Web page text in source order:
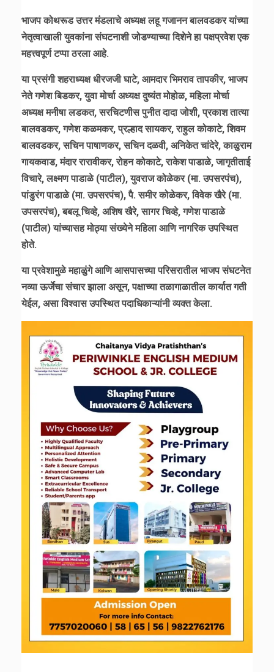
भाजप कोथरूड उत्तर मंडलाचे अध्यक्ष लहू गजानन बालवडकर यांच्या
नेतृत्वाखाली युवकांना संघटनाशी जोडण्याच्या दिशेने हा पक्षप्रवेश एक
महत्त्वपूर्ण टप्पा ठरला आहे.
या प्रसंगी शहराध्यक्ष धीरजजी घाटे, आमदार भिमराव तापकीर, भाजप
नेते गणेश बिडकर, युवा मोर्चा अध्यक्ष दुष्यंत मोहोळ, महिला मोर्चा
अध्यक्ष मनीषा लडकत, सरचिटणीस पुनीत दादा जोशी, प्रकाश तात्या
बालवडकर, गणेश कळमकर, प्रल्हाद सायकर, राहुल कोकाटे, शिवम
बालवडकर, सचिन पाषाणकर, सचिन दळवी, अनिकेत चांदेरे, काळुराम
गायकवाड, मंदार रारावीकर, रोहन कोकाटे, राकेश पाडाळे, जागृतीताई
विचारे, लक्ष्मण पाडाळे (पाटील), युवराज कोळेकर (मा. उपसरपंच),
पांडुरंग पाडाळे (मा. उपसरपंच), पै. समीर कोळेकर, विवेक खैरे (मा.
उपसरपंच), बबलू चिव्हे, अशिष खैरे, सागर चिव्हे, गणेश पाडाळे
(पाटील) यांच्यासह मोठ्या संख्येने महिला आणि नागरिक उपस्थित
होते.
या प्रवेशामुळे महाळुंगे आणि आसपासच्या परिसरातील भाजप संघटनेत
नव्या ऊर्जेचा संचार झाला असून, पक्षाच्या तळागाळातील कार्यात गती
येईल, असा विश्वास उपस्थित पदाधिकाऱ्यांनी व्यक्त केला.